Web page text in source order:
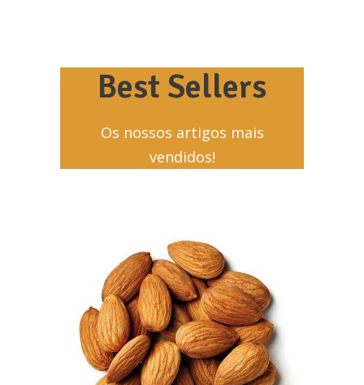
Best Sellers
Os nossos artigos mais
vendidos!
VER OPÇÕES